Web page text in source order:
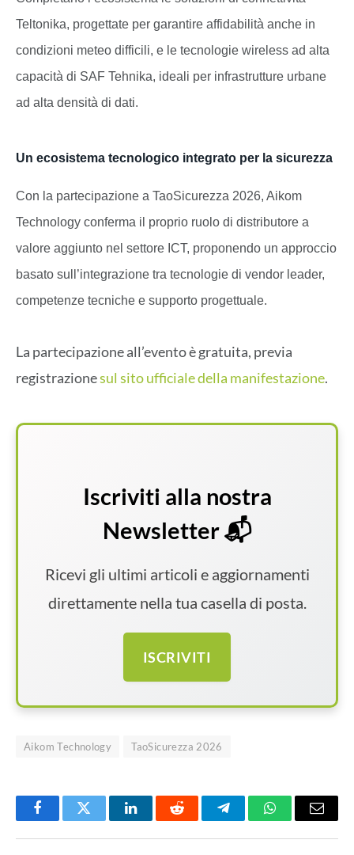
Teltonika, progettate per garantire affidabilità anche in
condizioni meteo difficili, e le tecnologie wireless ad alta
capacità di SAF Tehnika, ideali per infrastrutture urbane
ad alta densità di dati.
Un ecosistema tecnologico integrato per la sicurezza
Con la partecipazione a TaoSicurezza 2026, Aikom
Technology conferma il proprio ruolo di distributore a
valore aggiunto nel settore ICT, proponendo un approccio
basato sull’integrazione tra tecnologie di vendor leader,
competenze tecniche e supporto progettuale.
La partecipazione all’evento è gratuita, previa
registrazionesul sito ufficiale della manifestazione.
Iscriviti alla nostra
Newsletter 📬
Ricevi gli ultimi articoli e aggiornamenti
direttamente nella tua casella di posta.
ISCRIVITI
Aikom Technology TaoSicurezza 2026
FacebookTwitter LinkedInReddit TelegramWhatsAppEmail